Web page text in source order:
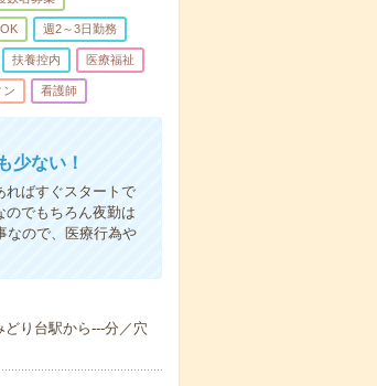
週2～3日勤務
扶養控内 医療福祉
ン 看護師
少ない！
ばすぐスタートで
でもちろん夜勤は
なので、医療行為や
り台駅から---分／穴